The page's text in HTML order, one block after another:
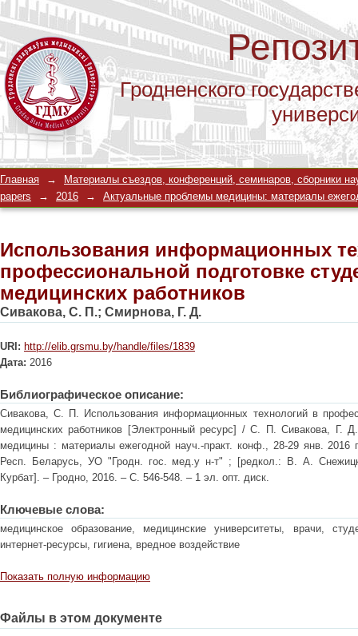
Гродненского
Использования информационных
подготовке студентов и
Главная →
Материалы съездов, конференций, семинаров, сборники
papers
→ 2016 → Актуальные проблемы медицины: материалы
Использования информационных
профессиональной подготовке
медицинских работников
Сивакова, С. П.; Смирнова, Г. Д.
URI: http://elib.grsmu.by/handle/files/1839
Дата: 2016
Библиографическое описание:
Сивакова, С. П. Использования информационных технологий в
медицинских работников [Электронный ресурс] / С. П. Сивакова, Г.
медицины : материалы ежегодной науч.-практ. конф., 28-29 янв. 2016
Респ. Беларусь, УО "Гродн. гос. мед.у н-т" ; [редкол.: В. А.
Курбат]. – Гродно, 2016. – С. 546-548. – 1 эл. опт. диск.
Ключевые слова:
медицинское образование, медицинские университеты, врачи,
интернет-ресурсы, гигиена, вредное воздействие
Показать полную информацию
Файлы в этом документе